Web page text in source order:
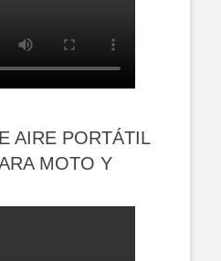
AIRE PORTÁTIL
MOTO Y